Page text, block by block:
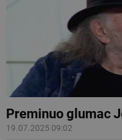
Preminuo glumac
19.07.2025 09:02